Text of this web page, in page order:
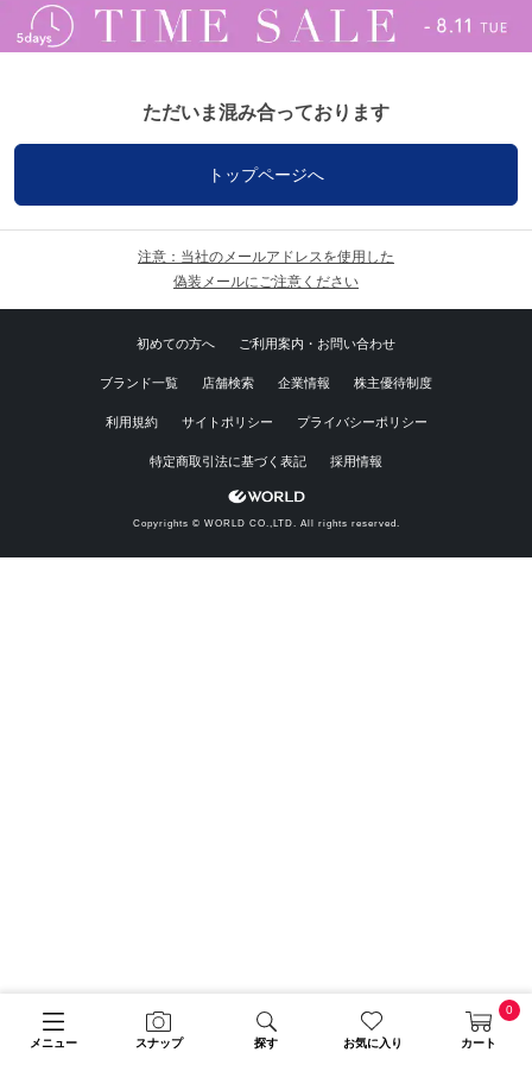
メニュー スナップ 探す お気に入り カート
0
ただいま混み合っております
トップページへ
注意：当社のメールアドレスを使用した
偽装メールにご注意ください
初めての方へ ご利用案内・お問い合わせ
ブランド一覧 店舗検索 企業情報 株主優待制度
利用規約 サイトポリシー プライバシーポリシー
特定商取引法に基づく表記 採用情報
Copyrights © WORLD CO.,LTD. All rights reserved.